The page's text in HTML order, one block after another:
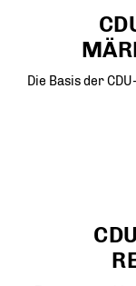
Die Basis der